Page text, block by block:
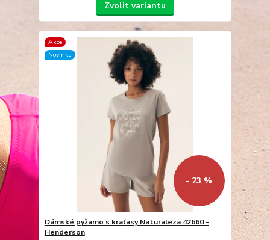
Zvolit variantu
Akce
Novinka
- 23 %
Dámské pyžamo s kraťasy Naturaleza 42660 -
Henderson